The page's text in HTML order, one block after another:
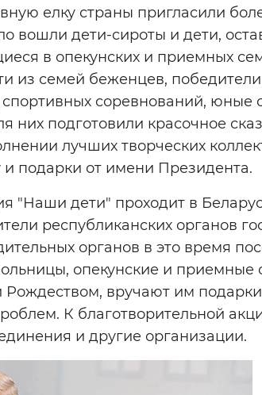
елку страны пригласили
вошли дети-сироты и дети,
в опекунских и приемных
из семей беженцев,
спортивных соревнований,
них подготовили красочное
лучших творческих
подарки от имени Президента.
"Наши дети" проходит в
республиканских органов
органов в это время
опекунские и приемные
вручают им
К благотворительной
и другие организации.